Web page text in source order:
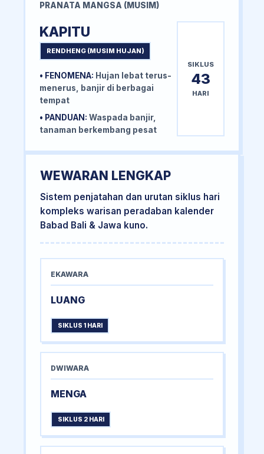
PRANATA MANGSA (MUSIM)
KAPITU
RENDHENG (MUSIM HUJAN)
• FENOMENA: Hujan lebat terus-
menerus, banjir di berbagai
tempat
• PANDUAN: Waspada banjir,
tanaman berkembang pesat
SIKLUS
43
HARI
WEWARAN LENGKAP
Sistem penjatahan dan urutan siklus hari
kompleks warisan peradaban kalender
Babad Bali & Jawa kuno.
EKAWARA
LUANG
SIKLUS 1 HARI
DWIWARA
MENGA
SIKLUS 2 HARI